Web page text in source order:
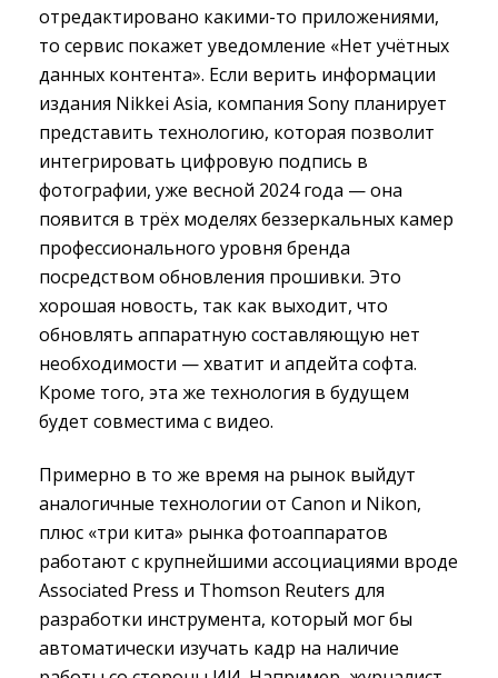
отредактировано какими-то приложениями,
то сервис покажет уведомление «Нет учётных
данных контента». Если верить информации
издания Nikkei Asia, компания Sony планирует
представить технологию, которая позволит
интегрировать цифровую подпись в
фотографии, уже весной 2024 года — она
появится в трёх моделях беззеркальных камер
профессионального уровня бренда
посредством обновления прошивки. Это
хорошая новость, так как выходит, что
обновлять аппаратную составляющую нет
необходимости — хватит и апдейта софта.
Кроме того, эта же технология в будущем
будет совместима с видео.
Примерно в то же время на рынок выйдут
аналогичные технологии от Canon и Nikon,
плюс «три кита» рынка фотоаппаратов
работают с крупнейшими ассоциациями вроде
Associated Press и Thomson Reuters для
разработки инструмента, который мог бы
автоматически изучать кадр на наличие